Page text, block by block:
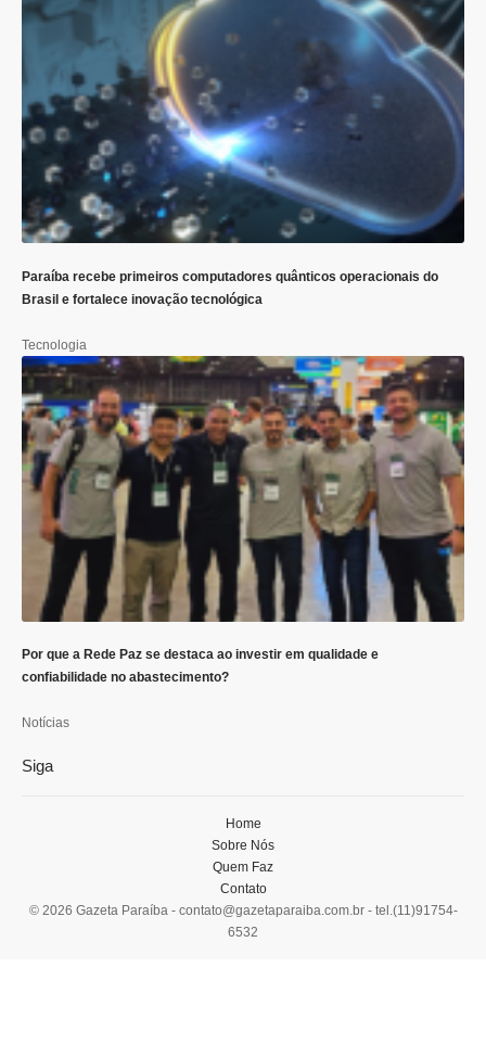
Paraíba recebe primeiros computadores quânticos operacionais do
Brasil e fortalece inovação tecnológica
Tecnologia
Por que a Rede Paz se destaca ao investir em qualidade e
confiabilidade no abastecimento?
Notícias
Siga
© 2026 Gazeta Paraíba - contato@gazetaparaiba.com.br- tel.(11)91754-
6532
Home
Sobre Nós
Quem Faz
Contato